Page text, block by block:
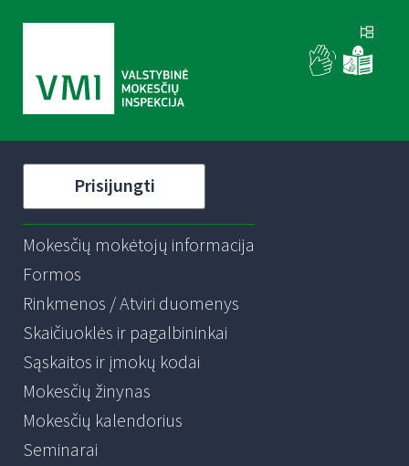
Prisijungti
Mokesčių mokėtojų informacija
Formos
Rinkmenos / Atviri duomenys
Skaičiuoklės ir pagalbininkai
Sąskaitos ir įmokų kodai
Mokesčių žinynas
Mokesčių kalendorius
Seminarai